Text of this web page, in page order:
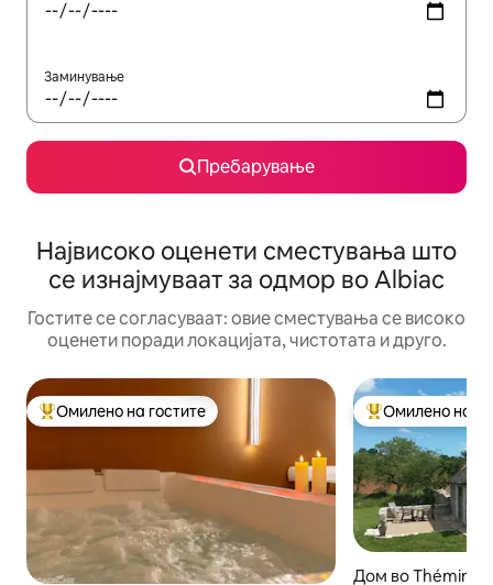
Заминување
Пребарување
Највисоко оценети сместувања што
се изнајмуваат за одмор во Albiac
Гостите се согласуваат: овие сместувања се високо
оценети поради локацијата, чистотата и друго.
Меѓу најуспешните „Омилени на гостите“
Омилено на гостите МеѓуОмилено на
Дом во Thémines